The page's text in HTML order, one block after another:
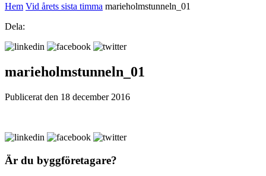
Hem Vid årets sista timma marieholmstunneln_01
Dela:
marieholmstunneln_01
Publicerat den 18 december 2016
Är du byggföretagare?